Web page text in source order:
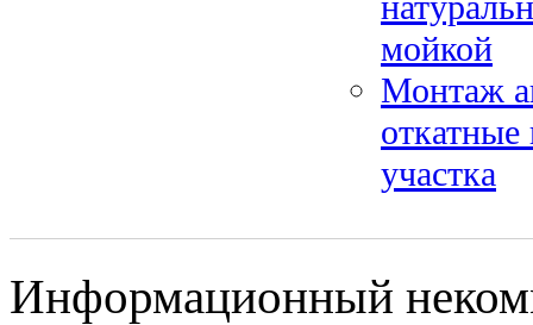
мойкой
Монтаж
участка
Информационный